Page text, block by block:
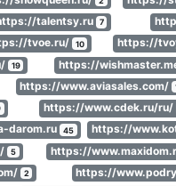
talentsy.ru 7
tvoe.ru/ 10 https://
19 https://
https://www.aviasales.com/
https://www.cdek.ru/ru/
darom.ru 45 https://
5 https://
2 https://